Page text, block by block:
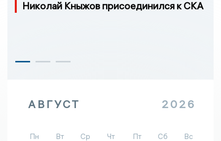
Николай Кныжов присоединился к СКА
АВГУСТ 2026
Пн Вт Ср Чт Пт Сб
Вс